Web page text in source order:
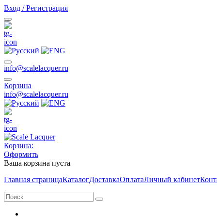
Вход / Регистрация
info@scalelacquer.ru
Корзина
info@scalelacquer.ru
Корзина:
Оформить
Ваша корзина пуста
Главная страницаКаталогДоставкаОплатаЛичный кабинет